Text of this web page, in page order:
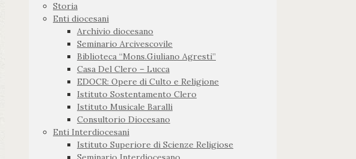
Storia
Enti diocesani
Archivio diocesano
Seminario Arcivescovile
Biblioteca “Mons.Giuliano Agresti”
Casa Del Clero – Lucca
EDOCR: Opere di Culto e Religione
Istituto Sostentamento Clero
Istituto Musicale Baralli
Consultorio Diocesano
Enti Interdiocesani
Istituto Superiore di Scienze Religiose